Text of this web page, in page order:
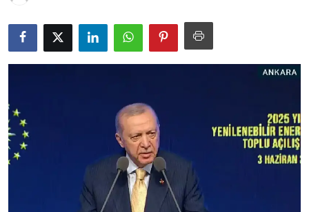
Teknoloji Haberleri
Çerkezköy